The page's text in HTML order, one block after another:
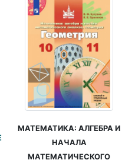
МАТЕМАТИКА: АЛГЕБРА И
НАЧАЛА
МАТЕМАТИЧЕСКОГО